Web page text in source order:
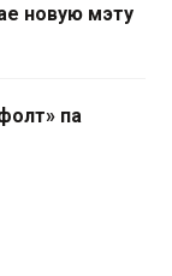
новую мэту
па